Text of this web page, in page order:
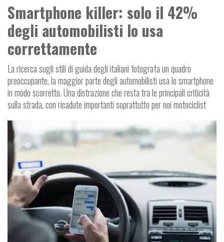
Smartphone killer: solo il 42%
degli automobilisti lo usa
correttamente
La ricerca sugli stili di guida degli italiani fotografa un quadro
preoccupante, la maggior parte degli automobilisti usa lo smartphone
in modo scorretto. Una distrazione che resta tra le principali criticità
sulla strada, con ricadute importanti soprattutto per noi motociclist